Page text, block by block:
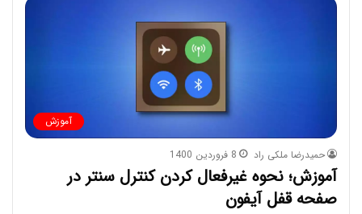
آموزش
حمیدرضا ملکی راد 8 فروردین 1400
آموزش؛ نحوه غیرفعال کردن کنترل سنتر در
صفحه قفل آیفون